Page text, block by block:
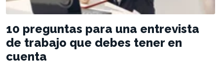
10 preguntas para una entrevista
de trabajo que debes tener en
cuenta